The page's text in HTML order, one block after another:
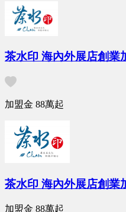
茶水印 海內外展店創業
加盟金 88萬起
茶水印 海內外展店創業
加盟金 88萬起